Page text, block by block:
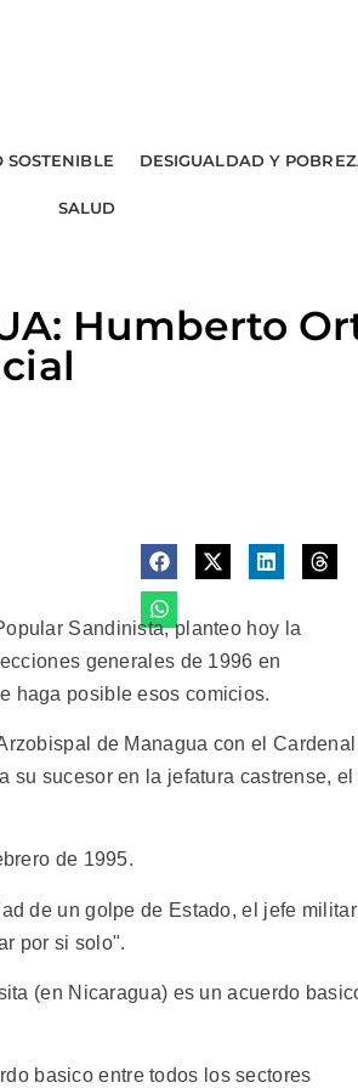
SOSTENIBLE DESIGUALDAD Y
SALUD
Humberto
Sandinista, planteo hoy la
generales de 1996 en
haga posible esos comicios.
de Managua con el Cardenal
su sucesor en la jefatura castrense, el
de 1995.
de un golpe de Estado, el jefe militar
por si solo".
(en Nicaragua) es un acuerdo
basico entre todos los sectores